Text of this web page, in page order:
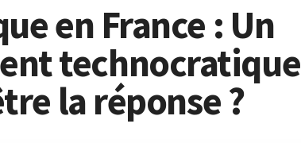
en France : Un
technocratique
la réponse ?